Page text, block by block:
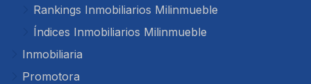
Rankings Inmobiliarios Milinmueble
Índices Inmobiliarios Milinmueble
Inmobiliaria
Promotora